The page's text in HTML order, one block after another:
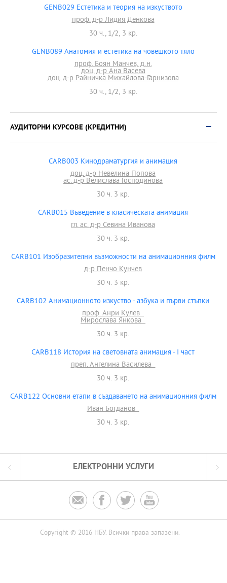
GENB029 Естетика и теория на изкуството
проф. д-р Лидия Денкова
30 ч., 1/2, 3 кр.
GENB089 Анатомия и естетика на човешкото тяло
проф. Боян Манчев, д.н.
доц. д-р Ана Васева
доц. д-р Райничка Михайлова-Гарнизова
30 ч., 1/2, 3 кр.
АУДИТОРНИ КУРСОВЕ (КРЕДИТНИ)
CARB003 Кинодраматургия и анимация
доц. д-р Невелина Попова
ас. д-р Велислава Господинова
30 ч. 3 кр.
CARB015 Въведение в класическата анимация
гл. ас. д-р Севина Иванова
30 ч. 3 кр.
CARB101 Изобразителни възможности на анимационния филм
д-р Пенчо Кунчев
30 ч. 3 кр.
CARB102 Анимационното изкуство - азбука и първи стъпки
проф. Анри Кулев
Мирослава Янкова
30 ч. 3 кр.
CARB118 История на световната анимация - I част
преп. Ангелина Василева
30 ч. 3 кр.
CARB122 Основни етапи в създаването на анимационния филм
Иван Богданов
30 ч. 3 кр.
ЕЛЕКТРОННИ УСЛУГИ
   
Copyright © 2016 НБУ. Всички права запазени.